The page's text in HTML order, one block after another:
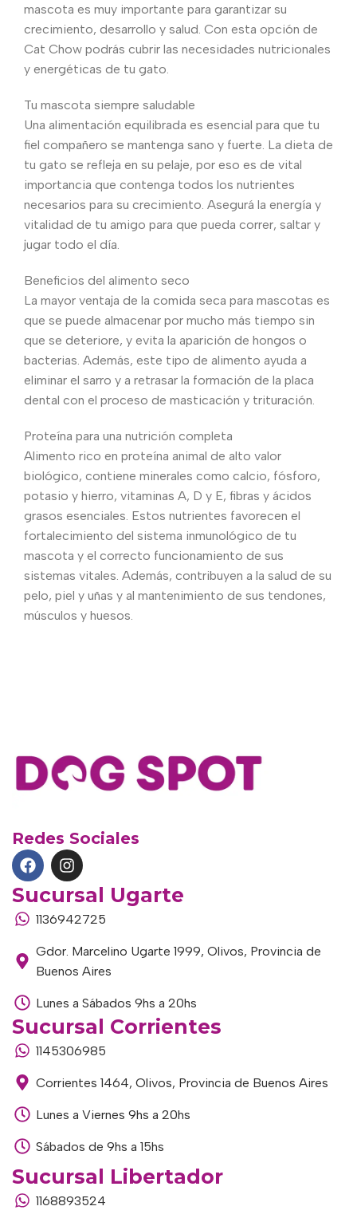
mascota es muy importante para garantizar su
crecimiento, desarrollo y salud. Con esta opción de
Cat Chow podrás cubrir las necesidades nutricionales
y energéticas de tu gato.
Tu mascota siempre saludable
Una alimentación equilibrada es esencial para que tu
fiel compañero se mantenga sano y fuerte. La dieta de
tu gato se refleja en su pelaje, por eso es de vital
importancia que contenga todos los nutrientes
necesarios para su crecimiento. Asegurá la energía y
vitalidad de tu amigo para que pueda correr, saltar y
jugar todo el día.
Beneficios del alimento seco
La mayor ventaja de la comida seca para mascotas es
que se puede almacenar por mucho más tiempo sin
que se deteriore, y evita la aparición de hongos o
bacterias. Además, este tipo de alimento ayuda a
eliminar el sarro y a retrasar la formación de la placa
dental con el proceso de masticación y trituración.
Proteína para una nutrición completa
Alimento rico en proteína animal de alto valor
biológico, contiene minerales como calcio, fósforo,
potasio y hierro, vitaminas A, D y E, fibras y ácidos
grasos esenciales. Estos nutrientes favorecen el
fortalecimiento del sistema inmunológico de tu
mascota y el correcto funcionamiento de sus
sistemas vitales. Además, contribuyen a la salud de su
pelo, piel y uñas y al mantenimiento de sus tendones,
músculos y huesos.
Redes Sociales
Sucursal Ugarte
1136942725
Gdor. Marcelino Ugarte 1999, Olivos, Provincia de
Buenos Aires
Lunes a Sábados 9hs a 20hs
Sucursal Corrientes
1145306985
Corrientes 1464, Olivos, Provincia de Buenos Aires
Lunes a Viernes 9hs a 20hs
Sábados de 9hs a 15hs
Sucursal Libertador
1168893524